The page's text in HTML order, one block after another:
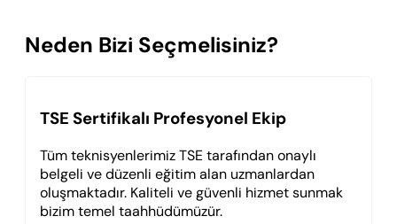
Neden Bizi Seçmelisiniz?
TSE Sertifikalı Profesyonel Ekip
Tüm teknisyenlerimiz TSE tarafından onaylı
belgeli ve düzenli eğitim alan uzmanlardan
oluşmaktadır. Kaliteli ve güvenli hizmet sunmak
bizim temel taahhüdümüzür.